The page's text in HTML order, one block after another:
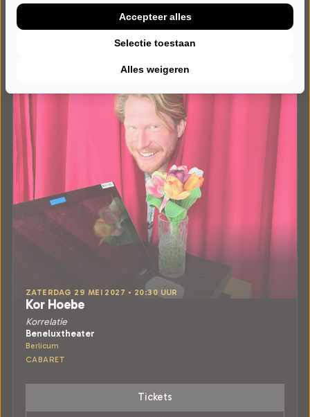
ZATERDAG 29 MEI 2027 • 20:30 UUR
Kor Hoebe
Korrelatie
Beneluxtheater
Berlicum
CABARET
Tickets
Alles weigeren
Selectie toestaan
Accepteer alles